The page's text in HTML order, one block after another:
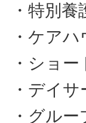
・特別
・ケアハ
・ショ
・デイサ
・グル